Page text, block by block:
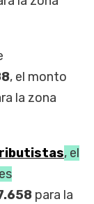
, el monto
la zona
, el
es
para la